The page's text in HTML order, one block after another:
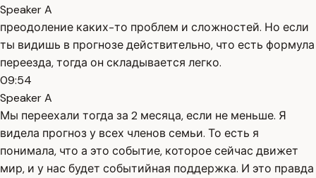
Speaker A
преодоление каких-то проблем и сложностей. Но если
ты видишь в прогнозе действительно, что есть формула
переезда, тогда он складывается легко.
09:54
Speaker A
Мы переехали тогда за 2 месяца, если не меньше. Я
видела прогноз у всех членов семьи. То есть я
понимала, что а это событие, которое сейчас движет
мир, и у нас будет событийная поддержка. И это правда